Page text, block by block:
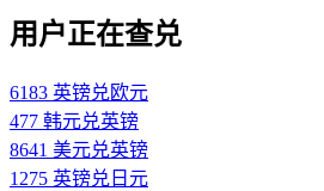
用户正在查兑
6183 英镑兑欧元
477 韩元兑英镑
8641 美元兑英镑
1275 英镑兑日元